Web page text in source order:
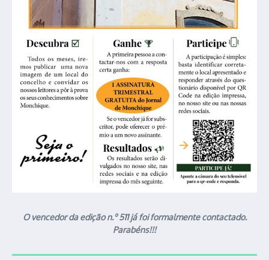
O vencedor da edição n.º 511 já foi formalmente contactado.
Parabéns!!!